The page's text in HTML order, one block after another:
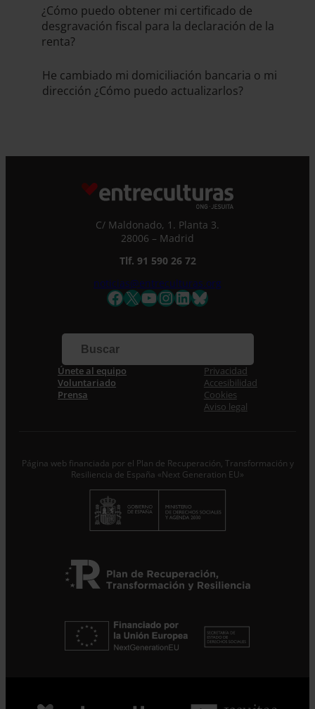
¿Cómo puedo obtener mi certificado de
desgravación fiscal para la declaración de la
renta?
He cambiado mi domiciliación bancaria o mi
dirección ¿Cómo puedo actualizarlos?
C/ Maldonado, 1. Planta 3.
28006 – Madrid
Tlf. 91 590 26 72
noticias@entreculturas.org
Facebook
X YouTube
Instagram
LinkedIn
Bluesky
Únete al equipo
Voluntariado
Prensa
Privacidad
Accesibilidad
Cookies
Aviso legal
Página web financiada por el Plan de Recuperación, Transformación y
Resiliencia de España «Next Generation EU»